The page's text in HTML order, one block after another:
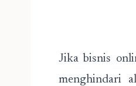
Jika bisnis
menghindari